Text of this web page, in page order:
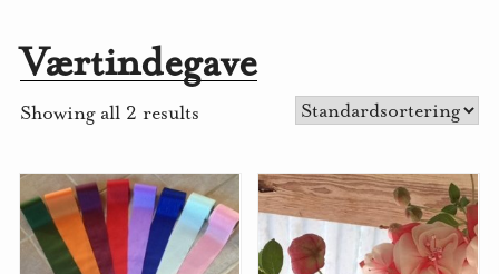
Værtindegave
Showing all 2 results